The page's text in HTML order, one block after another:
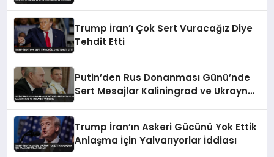
Trump İran’ı Çok Sert Vuracağız Diye
Tehdit Etti
Putin’den Rus Donanması Günü’nde
Sert Mesajlar Kaliningrad ve Ukrayna
Trump İran’ın Askeri Gücünü Yok Ettik
Anlaşma İçin Yalvarıyorlar İddiası